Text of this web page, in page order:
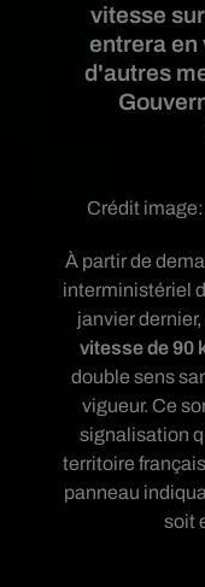
vitesse
entrera en
d'autres
Crédit image:
À partir de
interministériel
janvier dernier,
vitesse de 90
double sens
vigueur. Ce
signalisation
territoire
panneau
soit